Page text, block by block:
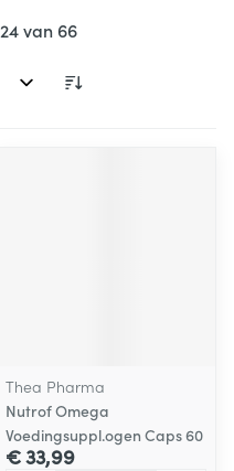
24van 66
Thea Pharma
Nutrof Omega
Voedingsuppl.ogen Caps 60
€ 33,99